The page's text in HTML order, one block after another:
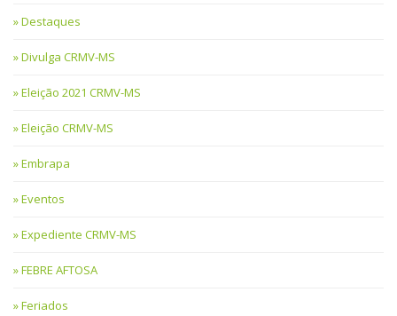
Destaques
Divulga CRMV-MS
Eleição 2021 CRMV-MS
Eleição CRMV-MS
Embrapa
Eventos
Expediente CRMV-MS
FEBRE AFTOSA
Feriados